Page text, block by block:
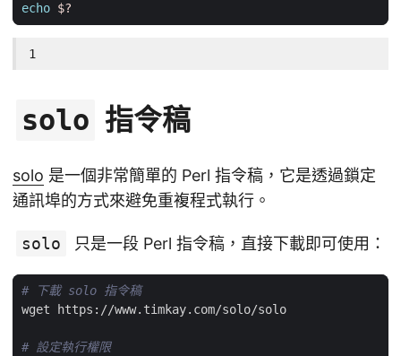
echo $?
1
solo 指令稿
solo 是一個非常簡單的 Perl 指令稿，它是透過鎖定
通訊埠的方式來避免重複程式執行。
solo 只是一段 Perl 指令稿，直接下載即可使用：
# 下載 solo 指令稿
# 設定執行權限